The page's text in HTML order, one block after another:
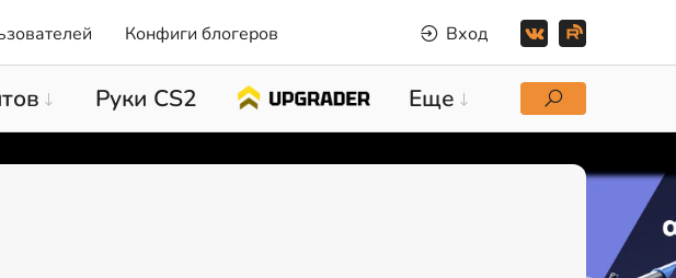
Конфиги блогеров Вход
Руки CS2 Еще